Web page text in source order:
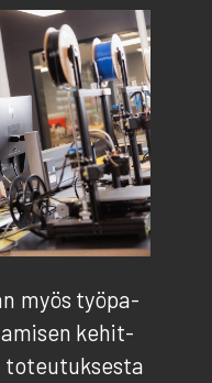
myös työ­pa­
kehit­
toteu­tuk­ses­ta